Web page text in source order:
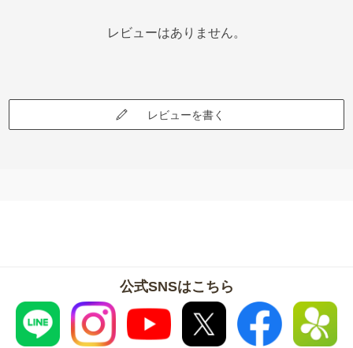
レビューはありません。
レビューを書く
公式SNSはこちら